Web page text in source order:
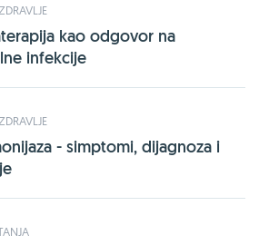
kao odgovor na
infekcije
- simptomi, dijagnoza i